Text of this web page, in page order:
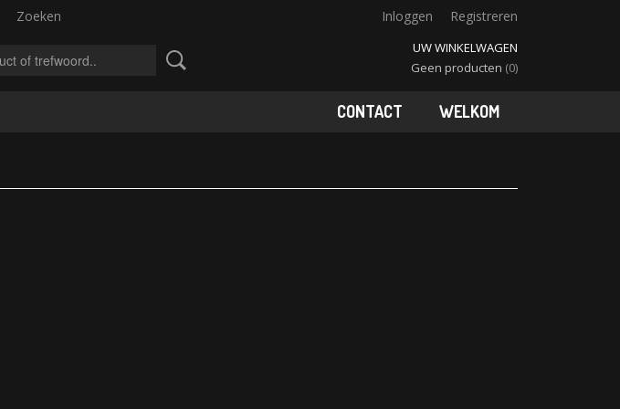
Zoeken Inloggen Registreren
UW WINKELWAGEN
Geen producten (0)
WELKOM
CONTACT